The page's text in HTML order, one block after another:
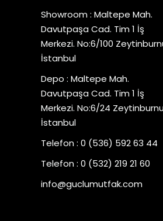
Showroom : Maltepe Mah.
Davutpaşa Cad. Tim 1 İş
Merkezi. No:6/100
İstanbul
Depo : Maltepe Mah.
Davutpaşa Cad. Tim 1 İş
Merkezi. No:6/24
İstanbul
Telefon : 0 (536) 592 63 44
Telefon : 0 (532) 219 21 60
info@guclumutfak.com